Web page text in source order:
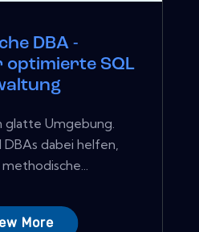
DBA -
optimierte SQL
glatte Umgebung.
dabei helfen,
More